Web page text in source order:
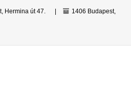
Hermina út 47. 1406 Budapest,